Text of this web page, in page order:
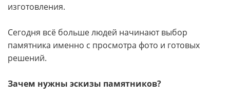
изготовления.
Сегодня всё больше людей начинают выбор
памятника именно с просмотра фото и готовых
решений.
Зачем нужны эскизы памятников?